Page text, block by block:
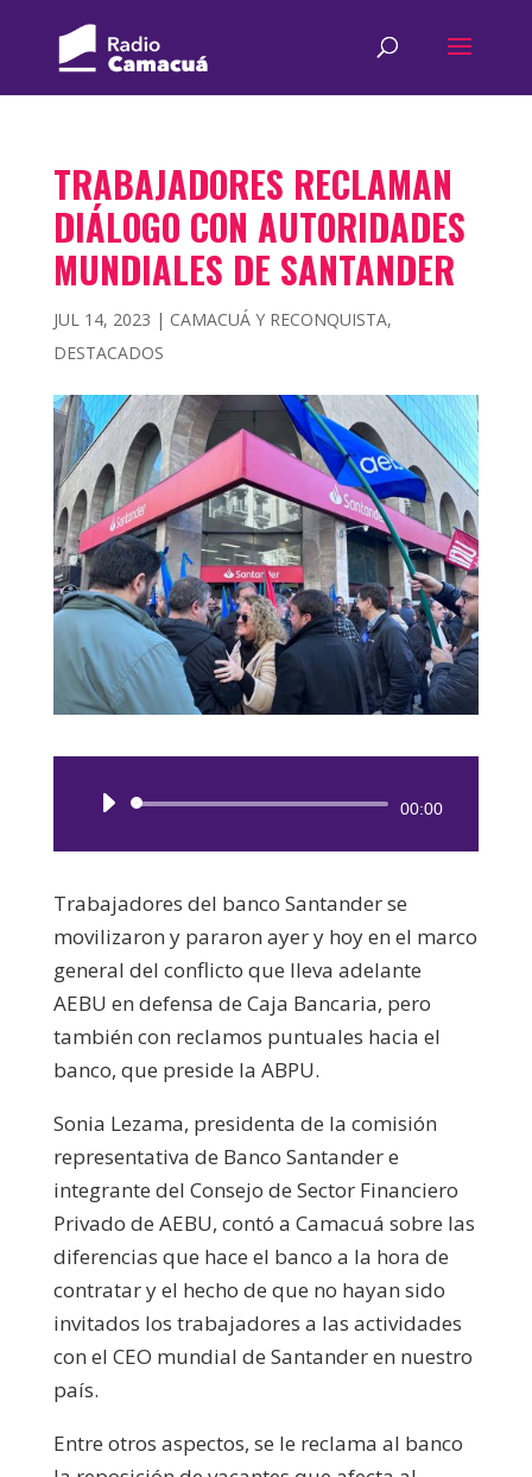
TRABAJADORES RECLAMAN
DIÁLOGO CON AUTORIDADES
MUNDIALES DE SANTANDER
JUL 14, 2023 | CAMACUÁ Y RECONQUISTA,
DESTACADOS
Reproductor
00:00
Trabajadores del banco Santander se
movilizaron y pararon ayer y hoy en el marco
general del conflicto que lleva adelante
AEBU en defensa de Caja Bancaria, pero
también con reclamos puntuales hacia el
banco, que preside la ABPU.
Sonia Lezama, presidenta de la comisión
representativa de Banco Santander e
integrante del Consejo de Sector Financiero
Privado de AEBU, contó a Camacuá sobre las
diferencias que hace el banco a la hora de
contratar y el hecho de que no hayan sido
invitados los trabajadores a las actividades
con el CEO mundial de Santander en nuestro
país.
Entre otros aspectos, se le reclama al banco